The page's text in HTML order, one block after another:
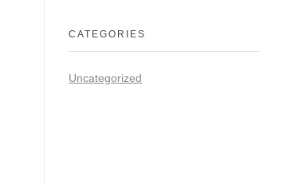
CATEGORIES
Uncategorized